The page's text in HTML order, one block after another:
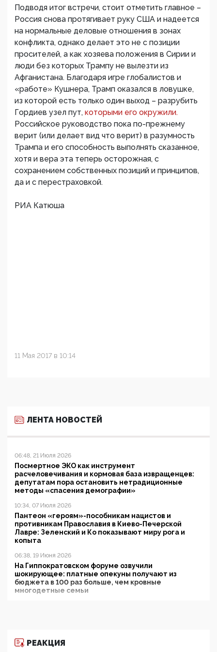
Подводя итог встречи, стоит отметить главное –
Россия снова протягивает руку США и надеется
на нормальные деловые отношения в зонах
конфликта, однако делает это не с позиции
просителей, а как хозяева положения в Сирии и
люди без которых Трампу не вылезти из
Афганистана. Благодаря игре глобалистов и
«работе» Кушнера, Трамп оказался в ловушке,
из которой есть только один выход – разрубить
Гордиев узел пут, которыми его окружили.
Российское руководство пока по-прежнему
верит (или делает вид что верит) в разумность
Трампа и его способность выполнять сказанное,
хотя и вера эта теперь осторожная, с
сохранением собственных позиций и принципов,
да и с перестраховкой.
РИА Катюша
11 Мая 2017 в 10:14
ЛЕНТА НОВОСТЕЙ
06:48, 21 Июля 2026
Посмертное ЭКО как инструмент
расчеловечивания и кормовая база извращенцев:
депутатам пора остановить нетрадиционные
методы «спасения демографии»
10:34, 07 Июля 2026
Пантеон «героям»-пособникам нацистов и
противникам Православия в Киево-Печерской
Лавре: Зеленский и Ко показывают миру рога и
копыта
06:38, 19 Июня 2026
На Гиппократовском форуме озвучили
шокирующее: платные опекуны получают из
бюджета в 100 раз больше, чем кровные
многодетные семьи
11:53, 09 Июня 2026
РЕАКЦИЯ